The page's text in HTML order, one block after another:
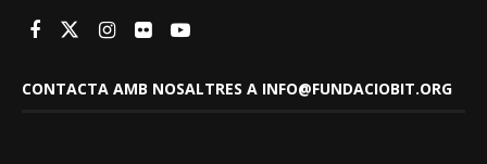
CONTACTA AMB NOSALTRES A INFO@FUNDACIOBIT.ORG